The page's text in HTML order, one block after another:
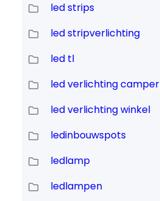
led strips
led stripverlichting
led tl
led verlichting camper
led verlichting winkel
ledinbouwspots
ledlamp
ledlampen